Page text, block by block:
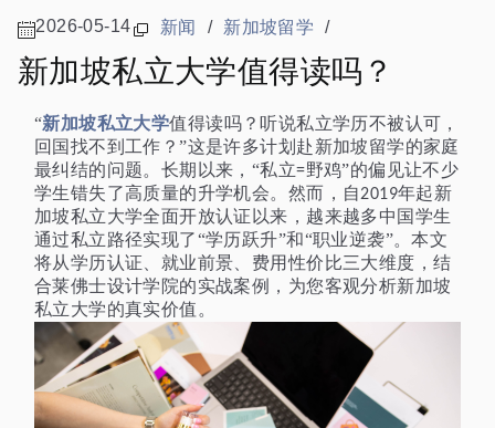
2026-05-14 新闻 / 新加坡留学 /
新加坡私立大学值得读吗？
“新加坡私立大学值得读吗？听说私立学历不被认可，
回国找不到工作？”这是许多计划赴新加坡留学的家庭
最纠结的问题。长期以来，“私立=野鸡”的偏见让不少
学生错失了高质量的升学机会。然而，自2019年起新
加坡私立大学全面开放认证以来，越来越多中国学生
通过私立路径实现了“学历跃升”和“职业逆袭”。本文
将从学历认证、就业前景、费用性价比三大维度，结
合莱佛士设计学院的实战案例，为您客观分析新加坡
私立大学的真实价值。